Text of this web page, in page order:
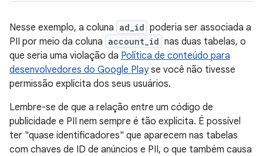
Nesse exemplo, a coluna ad_id poderia ser associada a
PII por meio da coluna account_id nas duas tabelas, o
que seria uma violação da Política de conteúdo para
desenvolvedores do Google Playse você não tivesse
permissão explícita dos seus usuários.
Lembre-se de que a relação entre um código de
publicidade e PII nem sempre é tão explícita. É possível
ter "quase identificadores" que aparecem nas tabelas
com chaves de ID de anúncios e PII, o que também causa